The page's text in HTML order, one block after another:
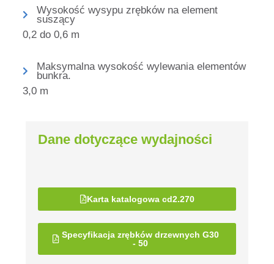
Wysokość wysypu zrębków na element
suszący
0,2 do 0,6 m
Maksymalna wysokość wylewania elementów
bunkra.
3,0 m
Dane dotyczące wydajności
Karta katalogowa cd2.270
Specyfikacja zrębków drzewnych G30
- 50